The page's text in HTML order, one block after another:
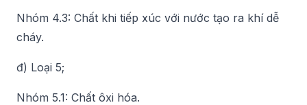
Nhóm 4.3: Chất khi tiếp xúc với nước tạo ra khí dễ
cháy.
đ) Loại 5;
Nhóm 5.1: Chất ôxi hóa.